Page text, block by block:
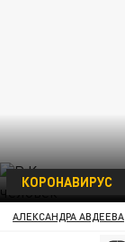
КОРОНАВИРУС
АЛЕКСАНДРА АВДЕЕВА